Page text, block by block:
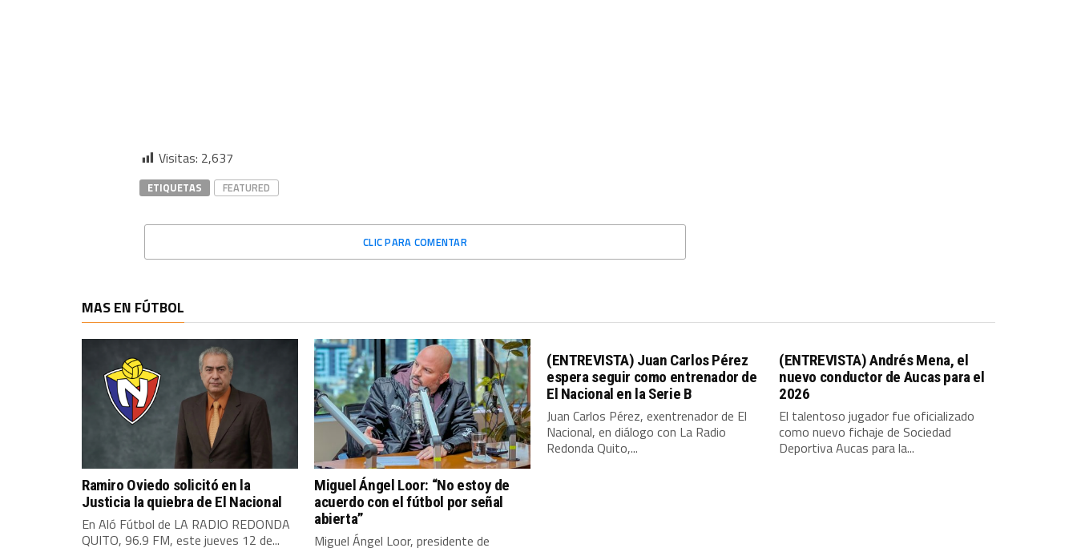
Visitas: 2,637
ETIQUETAS FEATURED
CLIC PARA COMENTAR
MAS EN FÚTBOL
Ramiro Oviedo solicitó en la
Justicia la quiebra de El Nacional
En Aló Fútbol de LA RADIO REDONDA
QUITO, 96.9 FM, este jueves 12 de...
Miguel Ángel Loor: “No estoy de
acuerdo con el fútbol por señal
abierta”
Miguel Ángel Loor, presidente de
(ENTREVISTA) Juan Carlos Pérez
espera seguir como entrenador de
El Nacional en la Serie B
Juan Carlos Pérez, exentrenador de El
Nacional, en diálogo con La Radio
Redonda Quito,...
(ENTREVISTA) Andrés Mena, el
nuevo conductor de Aucas para el
2026
El talentoso jugador fue oficializado
como nuevo fichaje de Sociedad
Deportiva Aucas para la...